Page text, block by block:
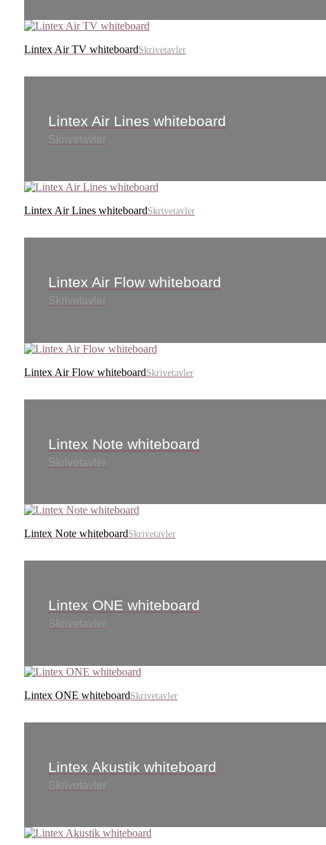
Lintex Air TV whiteboardSkrivetavler
Lintex Air Lines whiteboard
Skrivetavler
Lintex Air Lines whiteboardSkrivetavler
Lintex Air Flow whiteboard
Skrivetavler
Lintex Air Flow whiteboardSkrivetavler
Lintex Note whiteboard
Skrivetavler
Lintex Note whiteboardSkrivetavler
Lintex ONE whiteboard
Skrivetavler
Lintex ONE whiteboardSkrivetavler
Lintex Akustik whiteboard
Skrivetavler